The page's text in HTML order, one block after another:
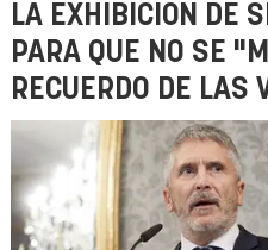
LA EXHIBICIÓN DE
PARA QUE NO SE
RECUERDO DE LAS